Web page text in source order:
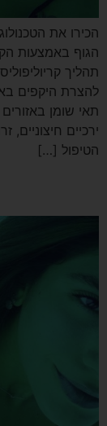
הכירו את
הגוף באמצעות
תהליך
להצרת היקפים
תאי שומן
ירכיים
הטיפול […]